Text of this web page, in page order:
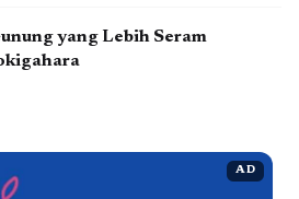
yang Lebih Seram
AD